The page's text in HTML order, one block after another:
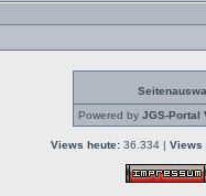
Powered by JGS-Portal
Views heute: 36.334 | Views